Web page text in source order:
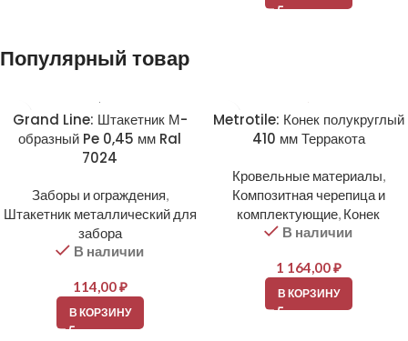
Популярный товар
Grand Line: Штакетник М-
образный Pe 0,45 мм Ral
7024
Заборы и ограждения,
Штакетник металлический для
забора
В наличии
114,00₽
В КОРЗИНУ
Metrotile: Конек полукруглый
410 мм Терракота
Кровельные материалы,
Композитная черепица и
комплектующие, Конек
В наличии
1 164,00₽
В КОРЗИНУ